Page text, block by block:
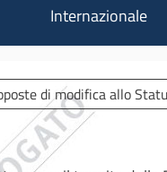
Internazionale
di modifica allo